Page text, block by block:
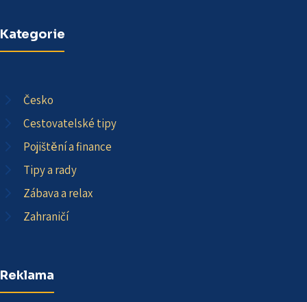
Kategorie
Česko
Cestovatelské tipy
Pojištění a finance
Tipy a rady
Zábava a relax
Zahraničí
Reklama